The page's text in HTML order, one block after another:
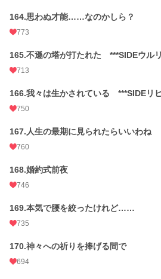
164.思わぬ才能……なのかしら？
773
165.不遜の塔が打たれた ***SIDEウル
713
166.我々は生かされている ***SIDEリ
750
167.人生の最期に見られたらいいわね
760
168.婚約式前夜
746
169.本気で腰を絞ったけれど……
735
170.神々への祈りを捧げる間で
694